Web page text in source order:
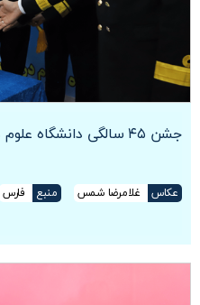
جشن ۴۵ سالگی دانشگاه علوم دریایی نوشهر
عکاس غلامرضا شمس منبع
فارس